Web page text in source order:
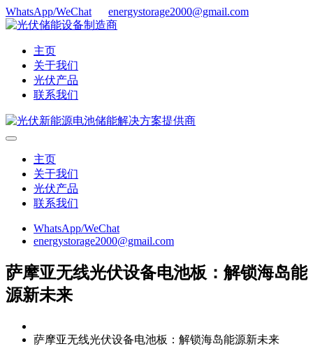
WhatsApp/WeChat energystorage2000@gmail.com
主页
关于我们
光伏产品
联系我们
主页
关于我们
光伏产品
联系我们
WhatsApp/WeChat
energystorage2000@gmail.com
萨摩亚无线光伏设备电池板：解锁海岛能
源新未来
萨摩亚无线光伏设备电池板：解锁海岛能源新未来